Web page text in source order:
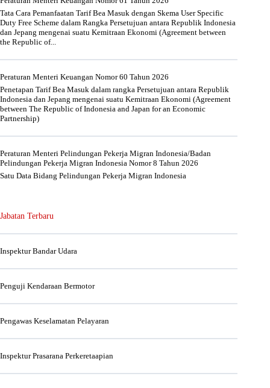
Tata Cara Pemanfaatan Tarif Bea Masuk dengan Skema User Specific
Duty Free Scheme dalam Rangka Persetujuan antara Republik Indonesia
dan Jepang mengenai suatu Kemitraan Ekonomi (Agreement between
the Republic of...
Peraturan Menteri Keuangan Nomor 60 Tahun 2026
Penetapan Tarif Bea Masuk dalam rangka Persetujuan antara Republik
Indonesia dan Jepang mengenai suatu Kemitraan Ekonomi (Agreement
between The Republic of Indonesia and Japan for an Economic
Partnership)
Peraturan Menteri Pelindungan Pekerja Migran Indonesia/Badan
Pelindungan Pekerja Migran Indonesia Nomor 8 Tahun 2026
Satu Data Bidang Pelindungan Pekerja Migran Indonesia
Jabatan Terbaru
Inspektur Bandar Udara
Penguji Kendaraan Bermotor
Pengawas Keselamatan Pelayaran
Inspektur Prasarana Perkeretaapian